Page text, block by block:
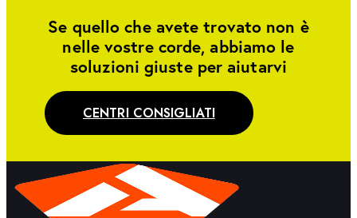
Se quello che avete trovato non è
nelle vostre corde, abbiamo le
soluzioni giuste per aiutarvi
CENTRI CONSIGLIATI